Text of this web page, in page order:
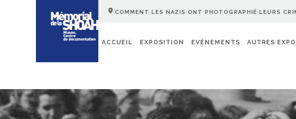
COMMENT LES NAZIS ONT PHOTOGRAPHIÉ LEURS
ACCUEIL EXPOSITION EVÉNEMENTS AUTRES